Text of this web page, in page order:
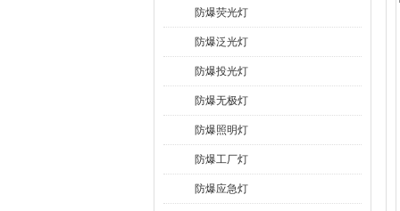
防爆荧光灯
防爆泛光灯
防爆投光灯
防爆无极灯
防爆照明灯
防爆工厂灯
防爆应急灯